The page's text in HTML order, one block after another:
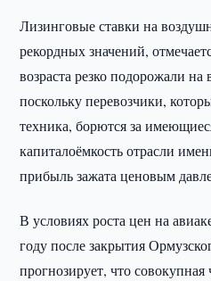
Лизинговые ставки на
рекордных значений,
возраста резко подорожали
поскольку перевозчики,
техника, борются за
капиталоёмкость отрасли
прибыль зажата ценовым
В условиях роста цен на
году после закрытия
прогнозирует, что